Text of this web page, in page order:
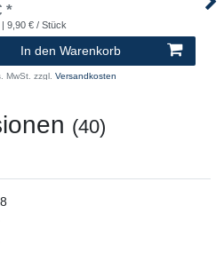
*
| 9,90 € / Stück
In den Warenkorb
MwSt. zzgl. Versandkosten
(40)